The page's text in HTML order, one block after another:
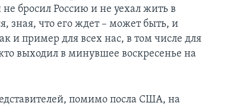
бросил Россию и не уехал жить в
зная, что его ждет – может быть, и
и пример для всех нас, в том числе для
выходил в минувшее воскресенье на
помимо посла США, на